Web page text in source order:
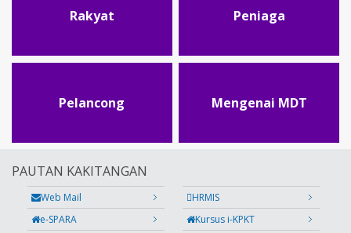
Rakyat Peniaga
Pelancong Mengenai MDT
PAUTAN KAKITANGAN
Web Mail
HRMIS
e-SPARA
Kursus i-KPKT